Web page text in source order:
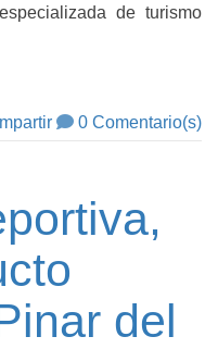
de turismo
0 Comentario(s)
del